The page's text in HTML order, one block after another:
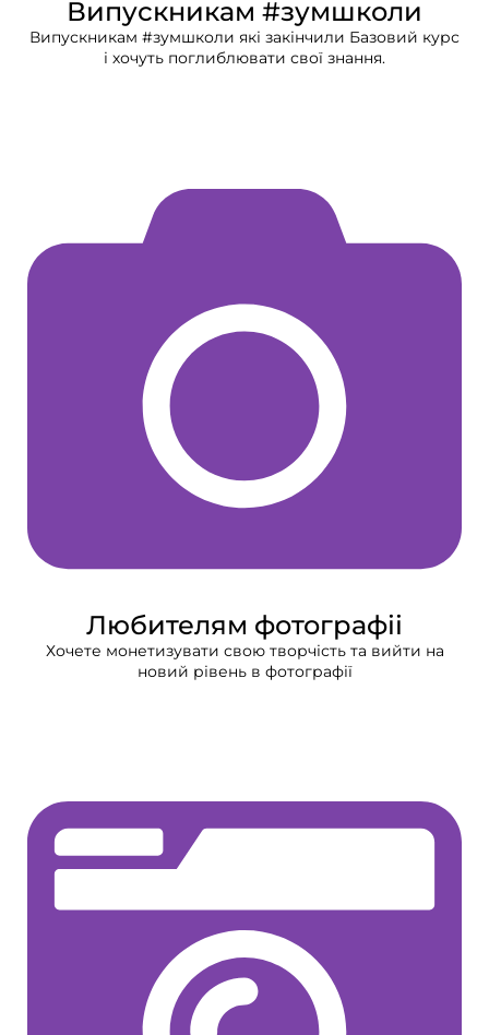
Випускникам #зумшколи
Випускникам #зумшколи які закінчили Базовий курс
і хочуть поглиблювати свої знання.
Любителям фотографіі
Хочете монетизувати свою творчість та вийти на
новий рівень в фотографії